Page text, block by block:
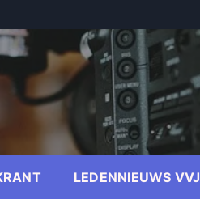
LEDENNIEUWS VVJ